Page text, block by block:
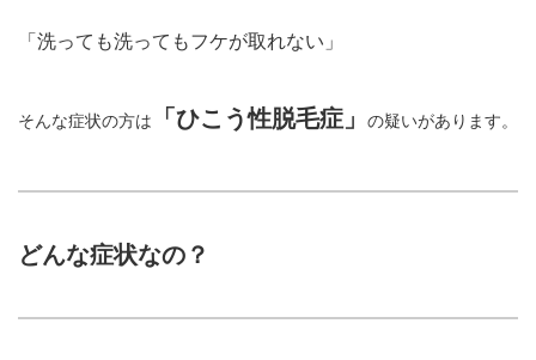
「洗っても洗ってもフケが取れない」
そんな症状の方は 「ひこう性脱毛症」 の疑いがあります。
どんな症状なの？